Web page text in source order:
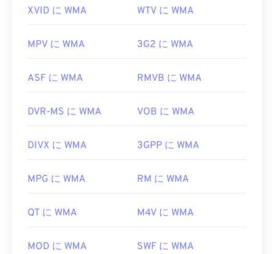
XVID に WMA WTV に WMA
MPV に WMA 3G2 に WMA
ASF に WMA RMVB に WMA
DVR-MS に WMA VOB に WMA
DIVX に WMA 3GPP に WMA
MPG に WMA RM に WMA
QT に WMA M4V に WMA
MOD に WMA SWF に WMA